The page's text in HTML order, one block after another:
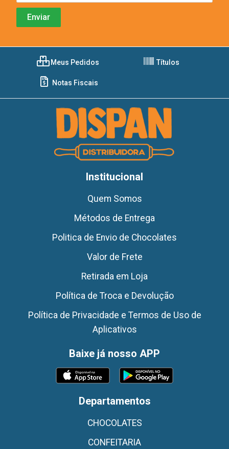
Meus Pedidos Títulos
Notas Fiscais
Institucional
Quem Somos
Métodos de Entrega
Politica de Envio de Chocolates
Valor de Frete
Retirada em Loja
Política de Troca e Devolução
Política de Privacidade e Termos de Uso de
Aplicativos
Baixe já nosso APP
Departamentos
CHOCOLATES
CONFEITARIA